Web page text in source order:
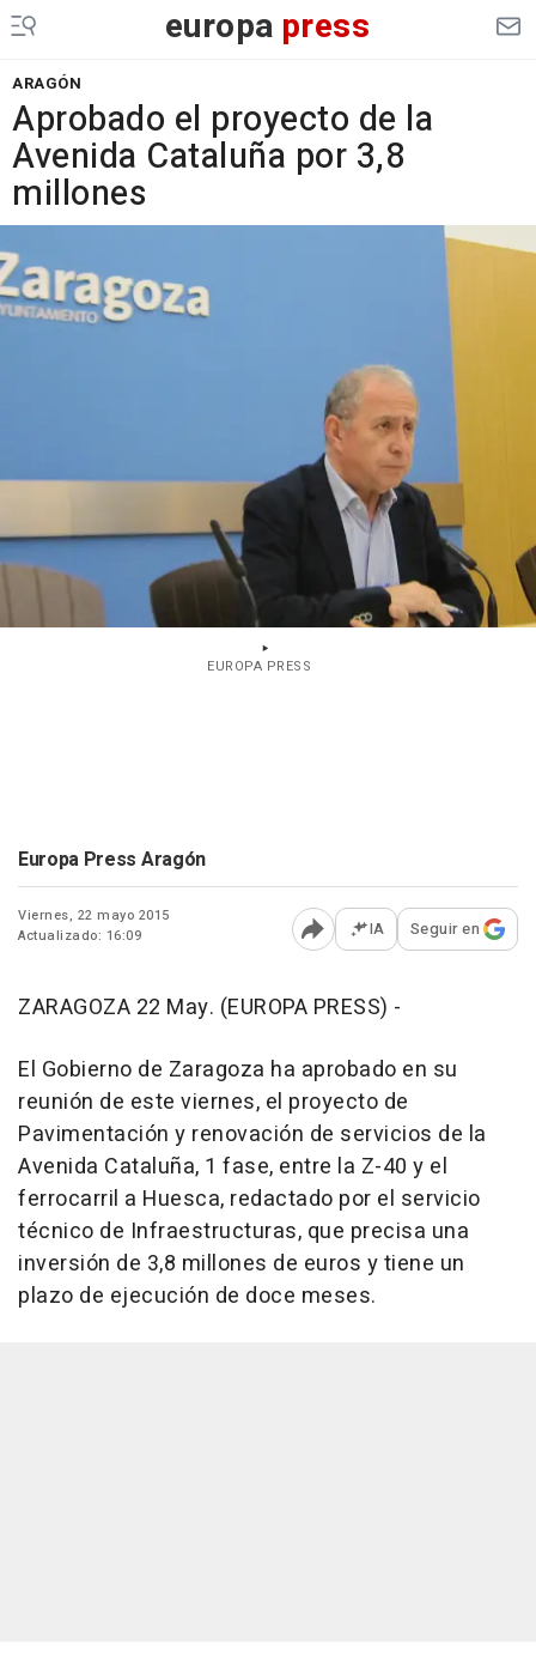
europa press
ARAGÓN
Aprobado el proyecto de la
Avenida Cataluña por 3,8
millones
EUROPA PRESS
Europa Press Aragón
Viernes, 22 mayo 2015
Actualizado: 16:09
Abrir opciones para
IA Seguir en
ZARAGOZA 22 May. (EUROPA PRESS) -
El Gobierno de Zaragoza ha aprobado en su
reunión de este viernes, el proyecto de
Pavimentación y renovación de servicios de la
Avenida Cataluña, 1 fase, entre la Z-40 y el
ferrocarril a Huesca, redactado por el servicio
técnico de Infraestructuras, que precisa una
inversión de 3,8 millones de euros y tiene un
plazo de ejecución de doce meses.